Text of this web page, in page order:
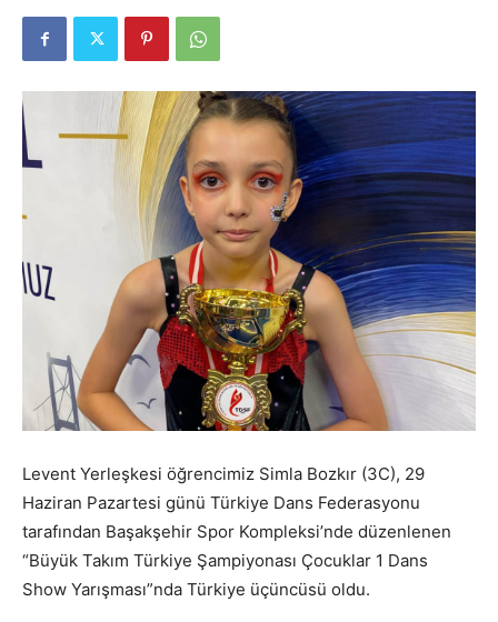
Levent Yerleşkesi öğrencimiz Simla Bozkır (3C), 29
Haziran Pazartesi günü Türkiye Dans Federasyonu
tarafından Başakşehir Spor Kompleksi’nde düzenlenen
“Büyük Takım Türkiye Şampiyonası Çocuklar 1 Dans
Show Yarışması”nda Türkiye üçüncüsü oldu.